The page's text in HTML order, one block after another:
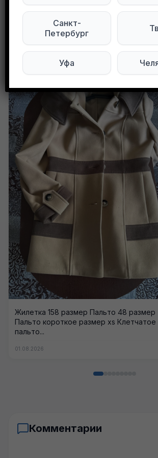
Другие объявления в этом
Жилетка 158 размер Пальто 48 размер
Пальто короткое размер xs Клетчатое
пальто...
01.08.2026
Комментарии
Санкт-
Петербург
Уфа